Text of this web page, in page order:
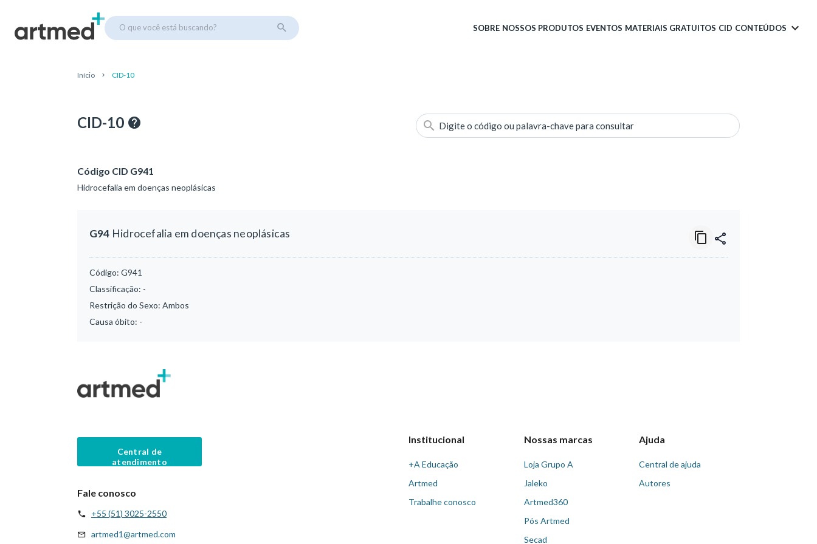
O que você está buscando? SOBRE NOSSOS PRODUTOS EVENTOS MATERIAIS GRATUITOS CID CONTEÚDOS
Início CID-10
CID-10 Digite o código ou palavra-chave para consultar
Código CID G941
Hidrocefalia em doenças neoplásicas
G94 Hidrocefalia em doenças neoplásicas
Código: G941
Classificação: -
Restrição do Sexo: Ambos
Causa óbito: -
Central de
atendimento
Fale conosco
+55 (51) 3025-2550
artmed1@artmed.com
Institucional
+A Educação
Artmed
Trabalhe conosco
Nossas marcas
Loja Grupo A
Jaleko
Artmed360
Pós Artmed
Secad
Ajuda
Central de ajuda
Autores